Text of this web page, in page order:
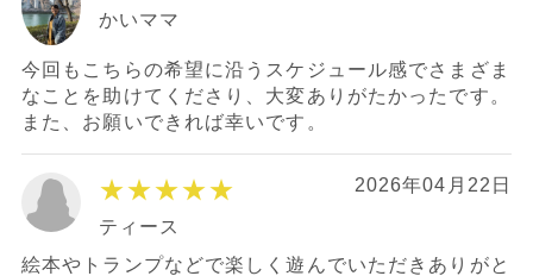
かいママ
今回もこちらの希望に沿うスケジュール感でさまざま
なことを助けてくださり、大変ありがたかったです。
また、お願いできれば幸いです。
★★★★★ 2026年04月22日
ティース
絵本やトランプなどで楽しく遊んでいただきありがと